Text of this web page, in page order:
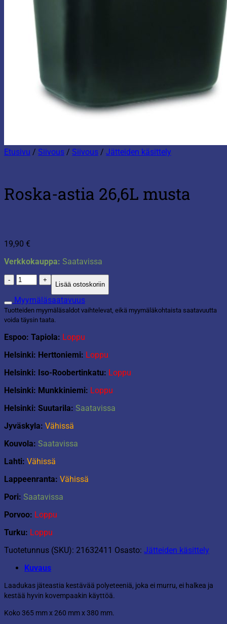
Etusivu / Siivous / Siivous / Jätteiden käsittely
Roska-astia 26,6L musta
19,90 €
Verkkokauppa: Saatavissa
Roska-
astia
26,6L
musta
määrä
Lisää ostoskoriin
Myymäläsaatavuus
Tuotteiden myymäläsaldot vaihtelevat, eikä myymäläkohtaista saatavuutta
voida täysin taata.
Espoo: Tapiola: Loppu
Helsinki: Herttoniemi: Loppu
Helsinki: Iso-Roobertinkatu: Loppu
Helsinki: Munkkiniemi: Loppu
Helsinki: Suutarila: Saatavissa
Jyväskyla: Vähissä
Kouvola: Saatavissa
Lahti: Vähissä
Lappeenranta: Vähissä
Pori: Saatavissa
Porvoo: Loppu
Turku: Loppu
Tuotetunnus (SKU): 21632411 Osasto: Jätteiden käsittely
Kuvaus
Laadukas jäteastia kestävää polyeteeniä, joka ei murru, ei halkea ja
kestää hyvin kovempaakin käyttöä.
Koko 365 mm x 260 mm x 380 mm.